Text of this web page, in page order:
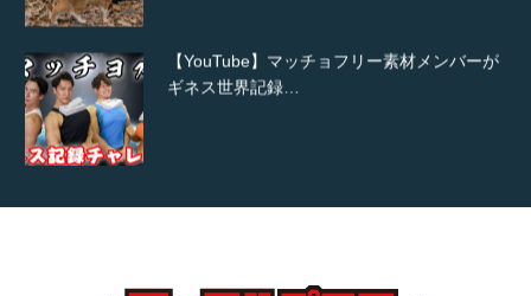
【YouTube】マッチョフリー素材メンバーが
ギネス世界記録…